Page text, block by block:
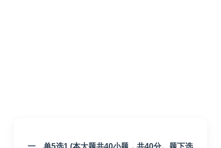
一、单5选1 (本大题共40小题，共40分。题下选